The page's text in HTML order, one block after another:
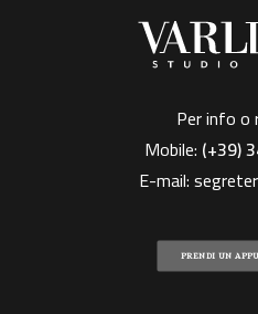
Per info o
Mobile: (+39)
E-mail:
PRENDI UN